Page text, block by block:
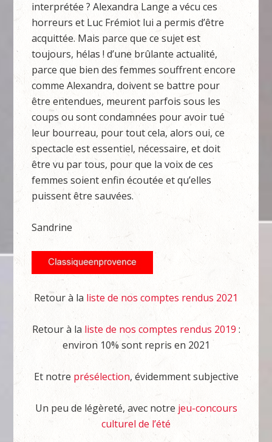
interprétée ? Alexandra Lange a vécu ces
horreurs et Luc Frémiot lui a permis d’être
acquittée. Mais parce que ce sujet est
toujours, hélas ! d’une brûlante actualité,
parce que bien des femmes souffrent encore
comme Alexandra, doivent se battre pour
être entendues, meurent parfois sous les
coups ou sont condamnées pour avoir tué
leur bourreau, pour tout cela, alors oui, ce
spectacle est essentiel, nécessaire, et doit
être vu par tous, pour que la voix de ces
femmes soient enfin écoutée et qu’elles
puissent être sauvées.
Sandrine
Retour à la liste de nos comptes rendus 2021
Retour à laliste de nos comptes rendus 2019 :
environ 10% sont repris en 2021
Et notre présélection, évidemment subjective
Un peu de légèreté, avec notre jeu-concours
culturel de l’été